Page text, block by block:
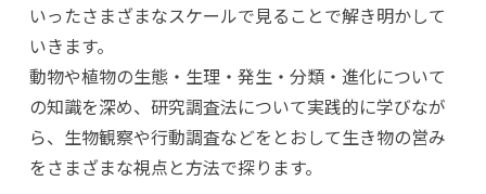
いったさまざまなスケールで見ることで解き明かして
いきます。
動物や植物の生態・生理・発生・分類・進化について
の知識を深め、研究調査法について実践的に学びなが
ら、生物観察や行動調査などをとおして生き物の営み
をさまざまな視点と方法で探ります。